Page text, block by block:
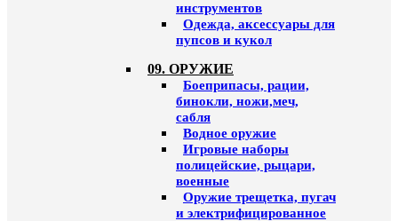
инструментов
Одежда, аксессуары для
пупсов и кукол
09. ОРУЖИЕ
Боеприпасы, рации,
бинокли, ножи,меч,
сабля
Водное оружие
Игровые наборы
полицейские, рыцари,
военные
Оружие трещетка, пугач
и электрифицированное